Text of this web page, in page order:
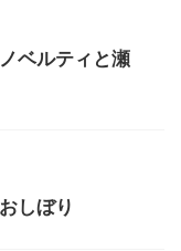
ベルティと瀬
しぼり